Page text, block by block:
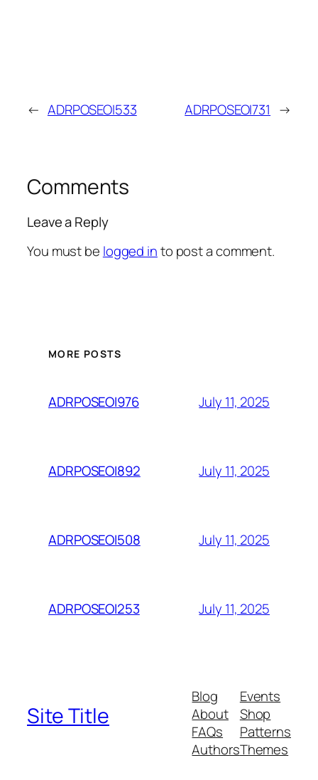
← ADRPOSEOI533 ADRPOSEOI731 →
Comments
Leave a Reply
You must be logged into post a comment.
MORE POSTS
ADRPOSEOI976 July 11, 2025
ADRPOSEOI892 July 11, 2025
ADRPOSEOI508 July 11, 2025
ADRPOSEOI253 July 11, 2025
Site Title
Blog
About
FAQs
Authors
Events
Shop
Patterns
Themes